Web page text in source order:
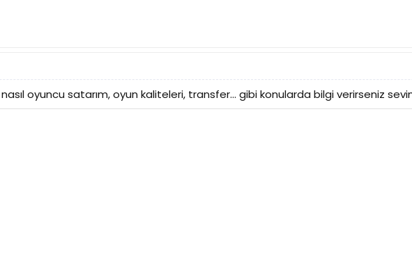
oyuncu satarım, oyun kaliteleri, transfer... gibi konularda bilgi verirseniz